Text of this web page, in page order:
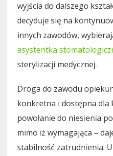
wyjścia do dalszego
decyduje się na
innych zawodów,
asystentka
sterylizacji medycznej.
Droga do zawodu
konkretna i dostępna dla
powołanie do niesienia
mimo iż wymagająca –
stabilność zatrudnienia.